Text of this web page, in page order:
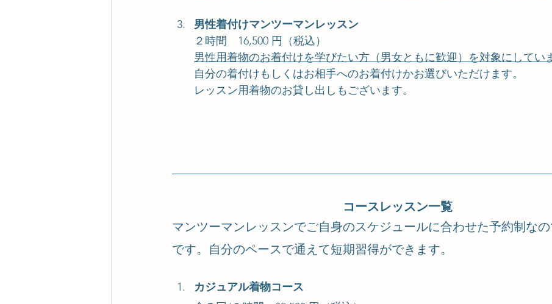
男性着付けマンツーマンレッスン
２時間　16,500 円（税込）
男性用着物のお着付けを学びたい方（男女ともに歓迎）を対象にしてい
自分の着付けもしくはお相手へのお着付けかお選びいただけます。
レッスン用着物のお貸し出しもございます。
コースレッスン一覧
マンツーマンレッスンでご自身のスケジュールに合わせた予約制な
です。自分のペースで通えて短期習得ができます。
カジュアル着物コース